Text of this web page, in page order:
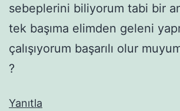
sebeplerini biliyorum tabi bir
tek başıma elimden geleni
çalışıyorum başarılı olur
?
Yanıtla